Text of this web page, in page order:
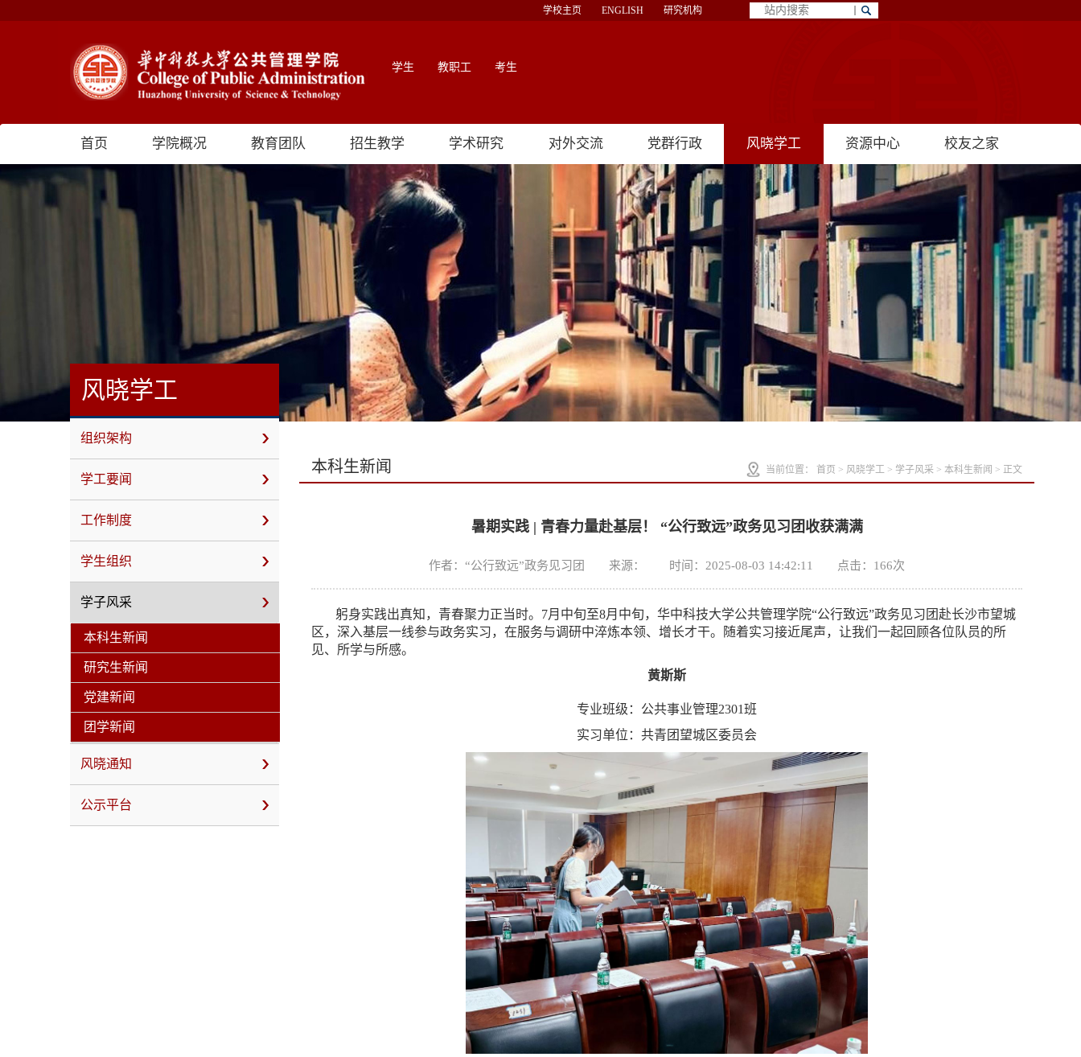
学校主页 ENGLISH 研究机构
学生 教职工 考生
首页 学院概况 教育团队 招生教学 学术研究 对外交流 党群行政 风晓学工 资源中心 校友之家
风晓学工
组织架构
学工要闻
工作制度
学生组织
学子风采
本科生新闻
研究生新闻
党建新闻
团学新闻
风晓通知
公示平台
本科生新闻 当前位置： 首页 > 风晓学工> 学子风采 > 本科生新闻 > 正文
暑期实践 | 青春力量赴基层！ “公行致远”政务见习团收获满满
作者：“公行致远”政务见习团 来源： 时间：2025-08-03 14:42:11 点击： 166次
躬身实践出真知，青春聚力正当时。7月中旬至8月中旬，华中科技大学公共管理学院“公行致远”政务见习团赴长沙市望城
区，深入基层一线参与政务实习，在服务与调研中淬炼本领、增长才干。随着实习接近尾声，让我们一起回顾各位队员的所
见、所学与所感。
黄斯斯
专业班级：公共事业管理2301班
实习单位：共青团望城区委员会